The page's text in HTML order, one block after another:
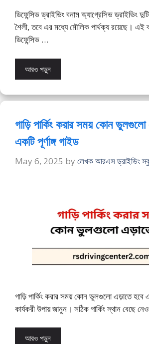
ডিফেন্সিভ ড্রাইভিং বনাম অ্যাগ্রেসিভ ড্রাইভিং
শৈলী, তবে এর মধ্যে মৌলিক পার্থক্য রয়েছে। এই
ডিফেন্সিভ …
আরও পড়ুন
গাড়ি পার্কিং করার সময় কোন
একটি পূর্ণাঙ্গ গাইড
May 6, 2025 by লেখক আরএস ড্রাইভিং
গাড়ি পার্কিং করার সময় কোন ভুলগুলো এড়াতে
কার্যকরী উপায় জানুন। সঠিক পার্কিং স্থান বেছে
আরও পড়ুন